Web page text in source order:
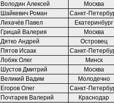
Володин Алексей
Москва
Шайкевич Роман
Санкт-
Лихачёв Павел
Екатеринбург
Грицай Валерия
Москва
Дятко Андрей
Островец
Пятов Исаак
Санкт-
Лобяк Олег
Минск
Шустов Дмитрий
Москва
Великий Вадим
Молодечно
Егоров Олег
Санкт-
Почтарев Валерий
Краснодар